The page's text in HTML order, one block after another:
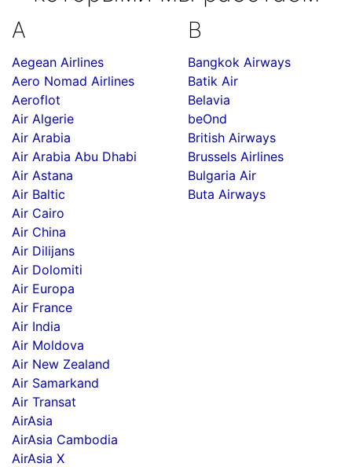
A
Aegean Airlines
Aero Nomad Airlines
Aeroflot
Air Algerie
Air Arabia
Air Arabia Abu Dhabi
Air Astana
Air Baltic
Air Cairo
Air China
Air Dilijans
Air Dolomiti
Air Europa
Air France
Air India
Air Moldova
Air New Zealand
Air Samarkand
Air Transat
AirAsia
AirAsia Cambodia
AirAsia X
B
Bangkok Airways
Batik Air
Belavia
beOnd
British Airways
Brussels Airlines
Bulgaria Air
Buta Airways